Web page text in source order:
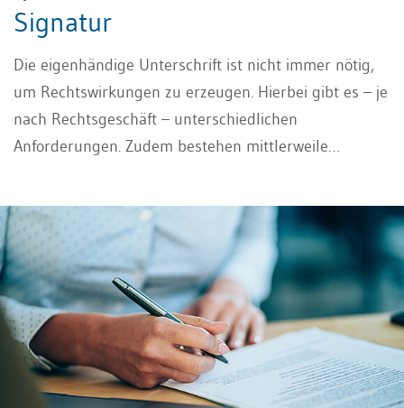
Signatur
Die eigenhändige Unterschrift ist nicht immer nötig,
um Rechtswirkungen zu erzeugen. Hierbei gibt es – je
nach Rechtsgeschäft – unterschiedlichen
Anforderungen. Zudem bestehen mittlerweile
qualifizierte elektronische Signatur ("QES"). Die QES
ist dabei der eigenhändigen Unterschrift
gleichgestellt, sofern die QES auf einem qualifizierten
Zertifikat einer anerkannten Anbieterin von
Zertifizierungsdiensten im Sinne der Gesetzgebung
über die elektronische Signatur beruht.